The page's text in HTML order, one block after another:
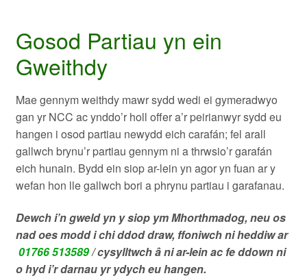
Gosod Partiau yn ein
Gweithdy
Mae gennym weithdy mawr sydd wedi ei gymeradwyo
gan yr NCC ac ynddo’r holl offer a’r peirianwyr sydd eu
hangen i osod partiau newydd eich carafán; fel arall
gallwch brynu’r partiau gennym ni a thrwsio’r garafán
eich hunain. Bydd ein siop ar-lein yn agor yn fuan ar y
wefan hon lle gallwch bori a phrynu partiau i garafanau.
Dewch i’n gweld yn y siop ym Mhorthmadog, neu os
nad oes modd i chi ddod draw, ffoniwch ni heddiw ar
01766 513589/ cysylltwch â ni ar-lein ac fe ddown ni
o hyd i’r darnau yr ydych eu hangen.